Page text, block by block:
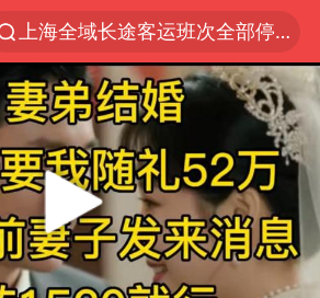
白海豚10级风圈
《披荆斩棘2026》阵容官宣
王艺迪无缘横滨赛决赛
上海暴雨红色预警
国足U17与阿森纳决赛取消 并列冠军
1枚就能让航母瘫痪 轰-6J实力有多强